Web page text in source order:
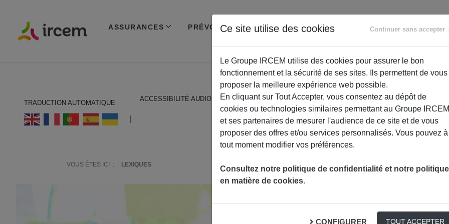
ASSURANCES PRÉVOYANCE RETRAITE
ACCOMPAGNEMENT
TRADUCTION AUTOMATIQUE
ACCESSIBILITÉ AUDIO
VOUS ÊTES ICI : LEXIQUES
Ce site utilise des cookies Continuer sans accepter
Le Groupe IRCEM utilise des cookies pour assurer le bon
fonctionnement et la sécurité de ses sites. Ils permettent de vous
proposer la meilleure expérience web possible.
En cliquant sur Tout Accepter, vous consentez au dépôt de
cookies ou technologies similaires permettant au Groupe IRCEM
et ses partenaires de mesurer l'audience de ce site et de vous
proposer des offres et/ou services personnalisés. Vous pouvez à
tout moment modifier vos préférences.
Consultez notre politique de confidentialité et notre politique
en matière de cookies.
CONFIGURER TOUT ACCEPTER